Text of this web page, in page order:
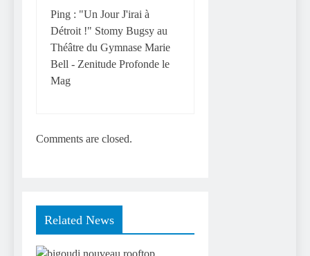
Ping : "Un Jour J'irai à
Détroit !" Stomy Bugsy au
Théâtre du Gymnase Marie
Bell - Zenitude Profonde le
Mag
Comments are closed.
Related News